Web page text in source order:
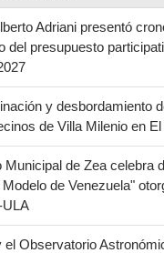
Adriani presentó
del presupuesto
y desbordamiento
de Villa Milenio en
Municipal de Zea celebra
de Venezuela"
el Observatorio